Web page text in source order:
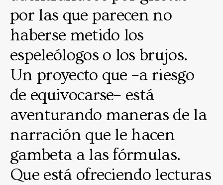
por las que parecen no
haberse metido los
espeleólogos o los brujos.
Un proyecto que –a riesgo
de equivocarse– está
aventurando maneras de la
narración que le hacen
gambeta a las fórmulas.
Que está ofreciendo lecturas